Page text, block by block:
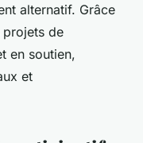
alternatif. Grâce
projets de
en soutien,
et